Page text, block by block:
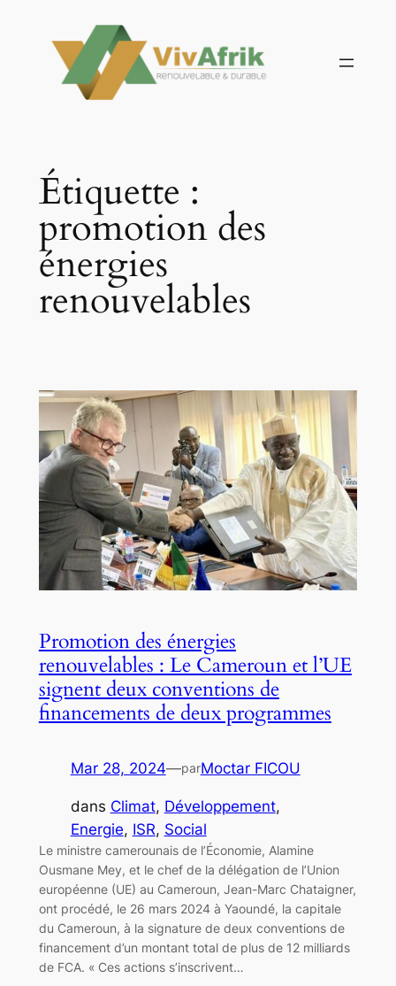
contenu
Étiquette :
promotion des
énergies
renouvelables
Promotion des énergies
renouvelables : Le Cameroun et l’UE
signent deux conventions de
financements de deux programmes
Mar 28, 2024—parMoctar FICOU
dans Climat, Développement
Energie, ISR, Social
Le ministre camerounais de l’Économie, Alamine
Ousmane Mey, et le chef de la délégation de l’Union
européenne (UE) au Cameroun, Jean-Marc Chataigner,
ont procédé, le 26 mars 2024 à Yaoundé, la capitale
du Cameroun, à la signature de deux conventions de
financement d’un montant total de plus de 12 milliards
de FCA. « Ces actions s’inscrivent…